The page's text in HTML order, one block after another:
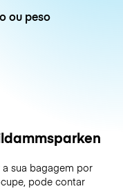
ou peso
sua bagagem por
pode contar